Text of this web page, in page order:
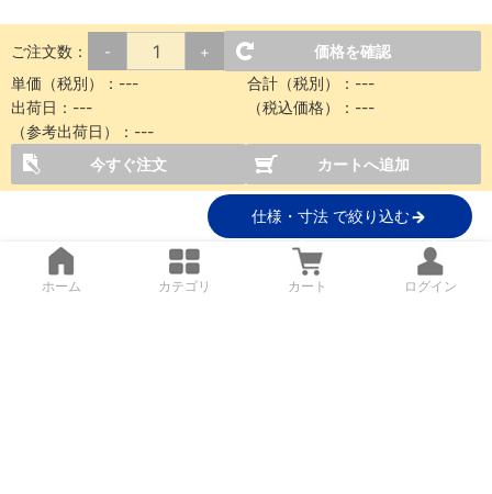
ご注文数： - +
価格を確認
単価（税別）： --- 合計（税別）： ---
出荷日： --- （税込価格）： ---
（参考出荷日）： ---
今すぐ注文
カートへ追加
仕様・寸法 で絞り込む
ホーム カテゴリ カート ログイン